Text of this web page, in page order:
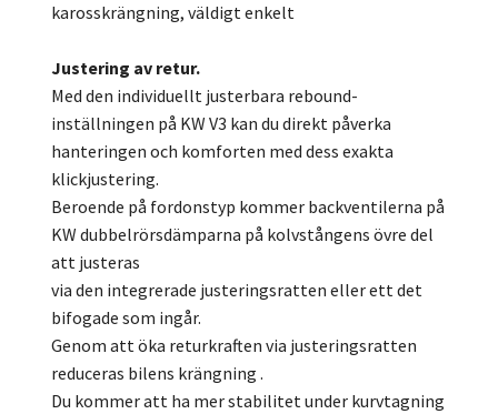
karosskrängning, väldigt enkelt
Justering av retur.
Med den individuellt justerbara rebound-
inställningen på KW V3 kan du direkt påverka
hanteringen och komforten med dess exakta
klickjustering.
Beroende på fordonstyp kommer backventilerna på
KW dubbelrörsdämparna på kolvstångens övre del
att justeras
via den integrerade justeringsratten eller ett det
bifogade som ingår.
Genom att öka returkraften via justeringsratten
reduceras bilens krängning .
Du kommer att ha mer stabilitet under kurvtagning